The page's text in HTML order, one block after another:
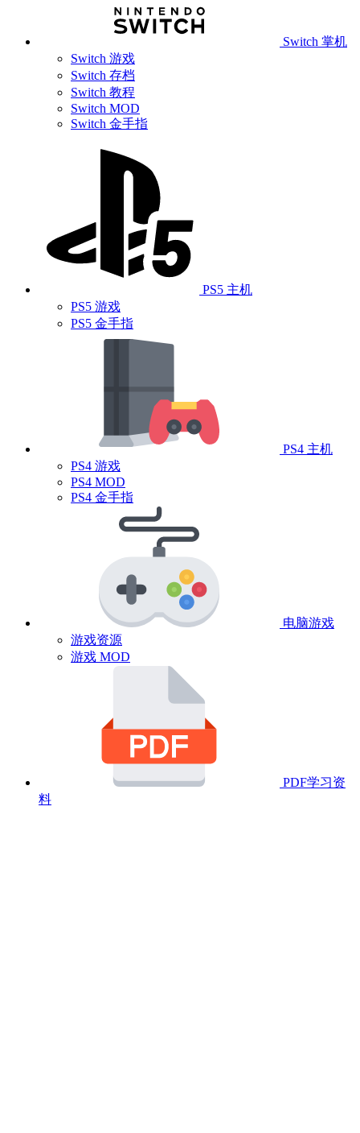
Switch 掌机
Switch 游戏
Switch 存档
Switch 教程
Switch MOD
Switch 金手指
PS5 主机
PS5 游戏
PS5 金手指
PS4 主机
PS4 游戏
PS4 MOD
PS4 金手指
电脑游戏
游戏资源
游戏 MOD
PDF学习资
料